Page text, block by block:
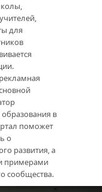
для
в
поможет
о
развития, а
примерами
сообщества.